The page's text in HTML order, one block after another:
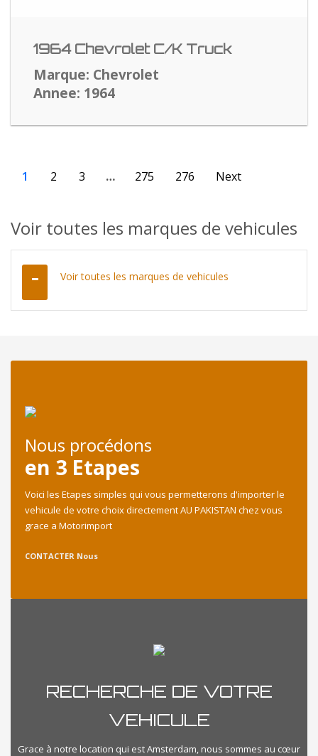
1964 Chevrolet C/K Truck
Marque: Chevrolet
Annee: 1964
1 2 3 … 275 276 Next
Voir toutes les marques de vehicules
Voir toutes les marques de vehicules
Nous procédons
en 3 Etapes
Voici les Etapes simples qui vous permetterons d'importer le
vehicule de votre choix directement AU PAKISTAN chez vous
grace a Motorimport
CONTACTER Nous
RECHERCHE DE VOTRE
VEHICULE
Grace à notre location qui est Amsterdam, nous sommes au cœur